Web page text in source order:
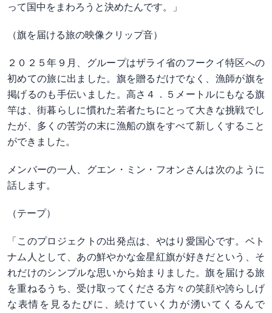
って国中をまわろうと決めたんです。」
（旗を届ける旅の映像クリップ音）
２０２５年９月、グループはザライ省のフークイ特区への
初めての旅に出ました。旗を贈るだけでなく、漁師が旗を
掲げるのも手伝いました。高さ４．５メートルにもなる旗
竿は、街暮らしに慣れた若者たちにとって大きな挑戦でし
たが、多くの苦労の末に漁船の旗をすべて新しくすること
ができました。
メンバーの一人、グエン・ミン・フオンさんは次のように
話します。
（テープ）
「このプロジェクトの出発点は、やはり愛国心です。ベト
ナム人として、あの鮮やかな金星紅旗が好きだという、そ
れだけのシンプルな思いから始まりました。旗を届ける旅
を重ねるうち、受け取ってくださる方々の笑顔や誇らしげ
な表情を見るたびに、続けていく力が湧いてくるんで